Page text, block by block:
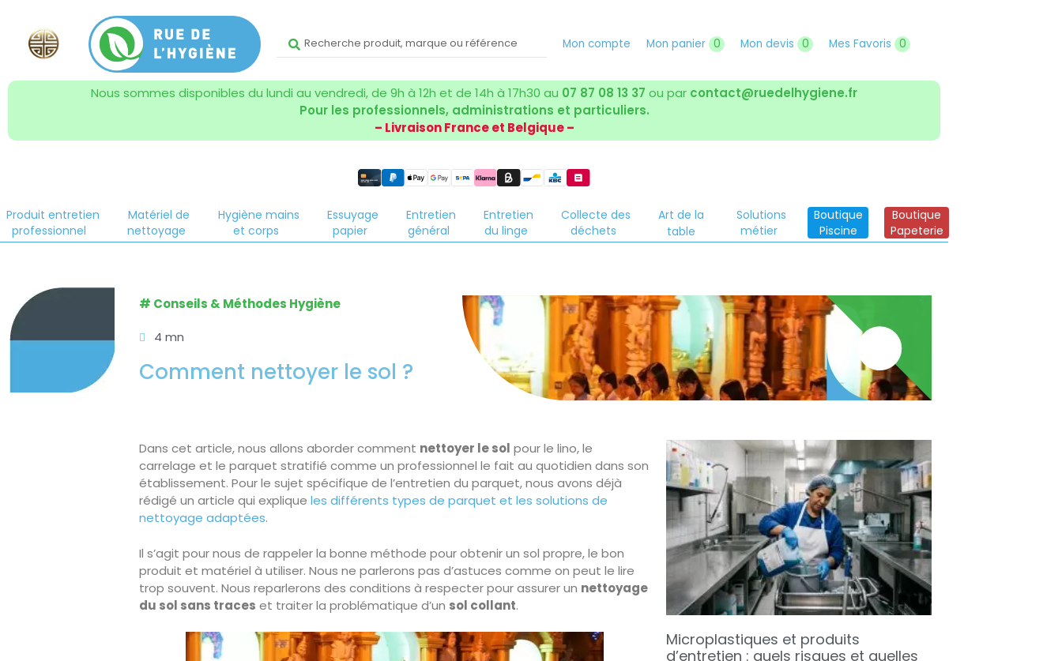
Mon compte Mon panier 0 Mon devis 0 Mes Favoris 0
Nous sommes disponibles du lundi au vendredi, de 9h à 12h et de 14h à 17h30 au 07 87 08 13 37 ou par contact@ruedelhygiene.fr
Pour les professionnels, administrations et particuliers.
– Livraison France et Belgique –
Produit entretien
professionnel
Matériel de
nettoyage
Hygiène mains
et corps
Essuyage
papier
Entretien
général
Entretien
du linge
Collecte des
déchets
Art de la
table
Solutions
métier
Boutique
Piscine
Boutique
Papeterie
# Conseils & Méthodes Hygiène
4 mn
Comment nettoyer le sol ?
Dans cet article, nous allons aborder comment nettoyer le sol pour le lino, le
carrelage et le parquet stratifié comme un professionnel le fait au quotidien dans son
établissement. Pour le sujet spécifique de l’entretien du parquet, nous avons déjà
rédigé un article qui explique les différents types de parquet et les solutions de
nettoyage adaptées.
Il s’agit pour nous de rappeler la bonne méthode pour obtenir un sol propre, le bon
produit et matériel à utiliser. Nous ne parlerons pas d’astuces comme on peut le lire
trop souvent. Nous reparlerons des conditions à respecter pour assurer un nettoyage
du sol sans traces et traiter la problématique d’un sol collant.
Microplastiques et produits
d’entretien : quels risques et quelles